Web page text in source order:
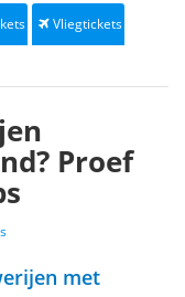
Vliegtickets
Proef
met